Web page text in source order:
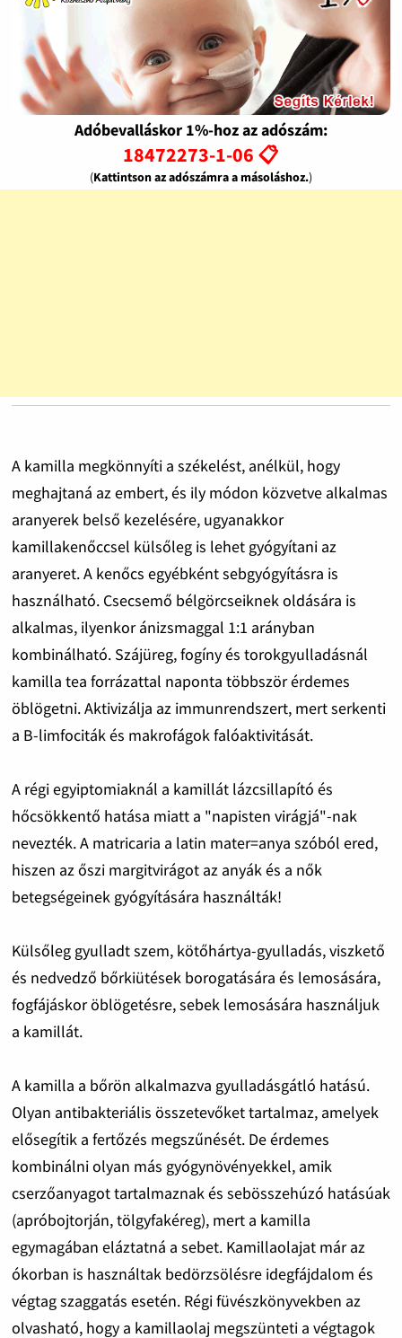
Adóbevalláskor 1%-hoz az adószám:
18472273-1-06 📋
(Kattintson az adószámra a másoláshoz.)
A kamilla megkönnyíti a székelést, anélkül, hogy
meghajtaná az embert, és ily módon közvetve alkalmas
aranyerek belső kezelésére, ugyanakkor
kamillakenőccsel külsőleg is lehet gyógyítani az
aranyeret. A kenőcs egyébként sebgyógyításra is
használható. Csecsemő bélgörcseiknek oldására is
alkalmas, ilyenkor ánizsmaggal 1:1 arányban
kombinálható. Szájüreg, fogíny és torokgyulladásnál
kamilla tea forrázattal naponta többször érdemes
öblögetni. Aktivizálja az immunrendszert, mert serkenti
a B-limfociták és makrofágok falóaktivitását.
A régi egyiptomiaknál a kamillát lázcsillapító és
hőcsökkentő hatása miatt a "napisten virágjá"-nak
nevezték. A matricaria a latin mater=anya szóból ered,
hiszen az őszi margitvirágot az anyák és a nők
betegségeinek gyógyítására használták!
Külsőleg gyulladt szem, kötőhártya-gyulladás, viszkető
és nedvedző bőrkiütések borogatására és lemosására,
fogfájáskor öblögetésre, sebek lemosására használjuk
a kamillát.
A kamilla a bőrön alkalmazva gyulladásgátló hatású.
Olyan antibakteriális összetevőket tartalmaz, amelyek
elősegítik a fertőzés megszűnését. De érdemes
kombinálni olyan más gyógynövényekkel, amik
cserzőanyagot tartalmaznak és sebösszehúzó hatásúak
(apróbojtorján, tölgyfakéreg), mert a kamilla
egymagában eláztatná a sebet. Kamillaolajat már az
ókorban is használtak bedörzsölésre idegfájdalom és
végtag szaggatás esetén. Régi füvészkönyvekben az
olvasható, hogy a kamillaolaj megszünteti a végtagok